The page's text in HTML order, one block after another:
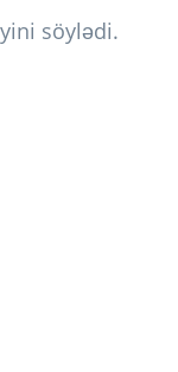
söylədi.